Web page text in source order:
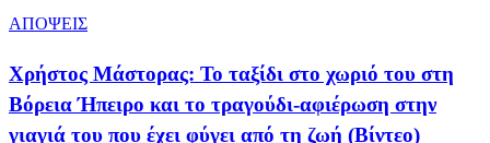
ΑΠΟΨΕΙΣ
Χρήστος Μάστορας: Το ταξίδι στο χωριό του στη
Βόρεια Ήπειρο και το τραγούδι-αφιέρωση στην
γιαγιά του που έχει φύγει από τη ζωή (Βίντεο)